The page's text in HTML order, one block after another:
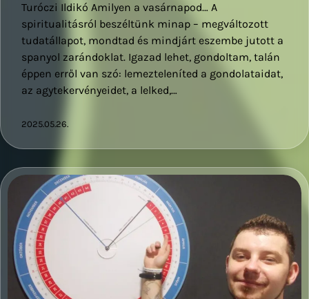
Turóczi Ildikó Amilyen a vasárnapod… A
spiritualitásról beszéltünk minap – megváltozott
tudatállapot, mondtad és mindjárt eszembe jutott a
spanyol zarándoklat. Igazad lehet, gondoltam, talán
éppen erről van szó: lemezteleníted a gondolataidat,
az agytekervényeidet, a lelked,…
2025.05.26.